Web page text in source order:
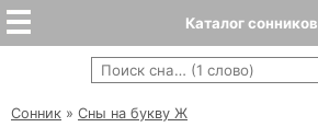
Каталог сонников
Cонник » Сны на букву Ж